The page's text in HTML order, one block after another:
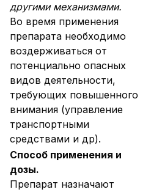
другими механизмами.
Во время применения
препарата необходимо
воздерживаться от
потенциально опасных
видов деятельности,
требующих повышенного
внимания (управление
транспортными
средствами и др).
Способ применения и
дозы.
Препарат назначают